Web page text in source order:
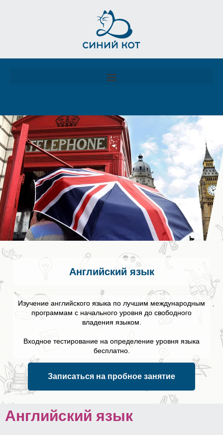
Английский язык
Изучение английского языка по лучшим международным
программам с начального уровня до свободного
владения языком.
Входное тестирование на определение уровня языка
бесплатно.
Записаться на пробное занятие
Английский язык